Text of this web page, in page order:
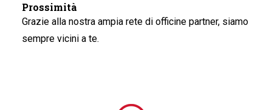
Prossimità
Grazie alla nostra ampia rete di officine partner, siamo
sempre vicini a te.